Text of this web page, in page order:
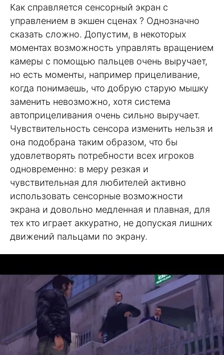
Как справляется сенсорный экран с
управлением в экшен сценах ? Однозначно
сказать сложно. Допустим, в некоторых
моментах возможность управлять вращением
камеры с помощью пальцев очень выручает,
но есть моменты, например прицеливание,
когда понимаешь, что добрую старую мышку
заменить невозможно, хотя система
автоприцеливания очень сильно выручает.
Чувствительность сенсора изменить нельзя и
она подобрана таким образом, что бы
удовлетворять потребности всех игроков
одновременно: в меру резкая и
чувствительная для любителей активно
использовать сенсорные возможности
экрана и довольно медленная и плавная, для
тех кто играет аккуратно, не допуская лишних
движений пальцами по экрану.